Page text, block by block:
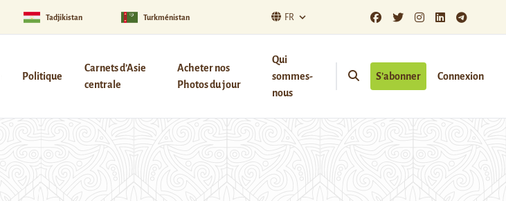
Tadjikistan Turkménistan FR
Politique
Carnets d’Asie
centrale
Acheter nos
Photos du jour
Qui
sommes-
nous
S’abonner Connexion